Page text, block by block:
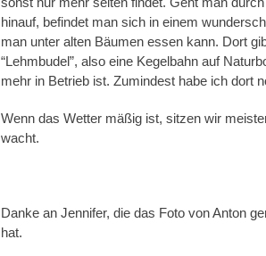
hinauf, befindet man sich in einem
man unter alten Bäumen essen kann. Dort
“Lehmbudel”, also eine Kegelbahn auf
mehr in Betrieb ist. Zumindest habe ich dort
Wenn das Wetter mäßig ist, sitzen wir
wacht.
Danke an Jennifer, die das Foto von Anton
hat.